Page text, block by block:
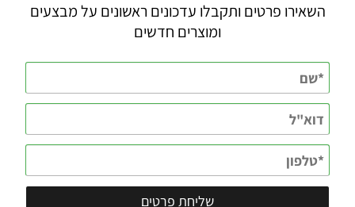
השאירו פרטים ותקבלו עדכונים ראשונים על מבצעים
ומוצרים חדשים